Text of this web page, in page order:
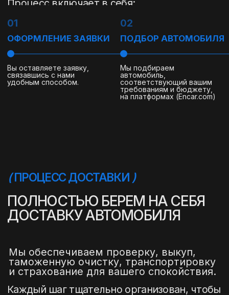
Информация на сайте не является
публичной офертой и носит исключительно
ознакомительный, консультативный
5,0